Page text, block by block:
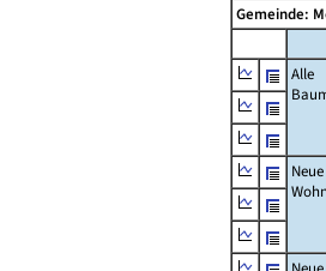
Gemeinde:
Alle
Neue